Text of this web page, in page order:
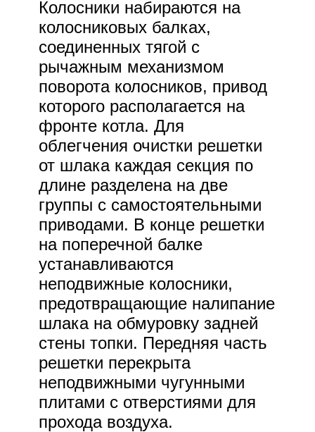
Колосники набираются на
колосниковых балках,
соединенных тягой с
рычажным механизмом
поворота колосников, привод
которого располагается на
фронте котла. Для
облегчения очистки решетки
от шлака каждая секция по
длине разделена на две
группы с самостоятельными
приводами. В конце решетки
на поперечной балке
устанавливаются
неподвижные колосники,
предотвращающие налипание
шлака на обмуровку задней
стены топки. Передняя часть
решетки перекрыта
неподвижными чугунными
плитами с отверстиями для
прохода воздуха.